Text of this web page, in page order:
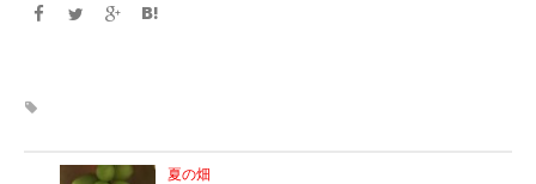
夏の畑